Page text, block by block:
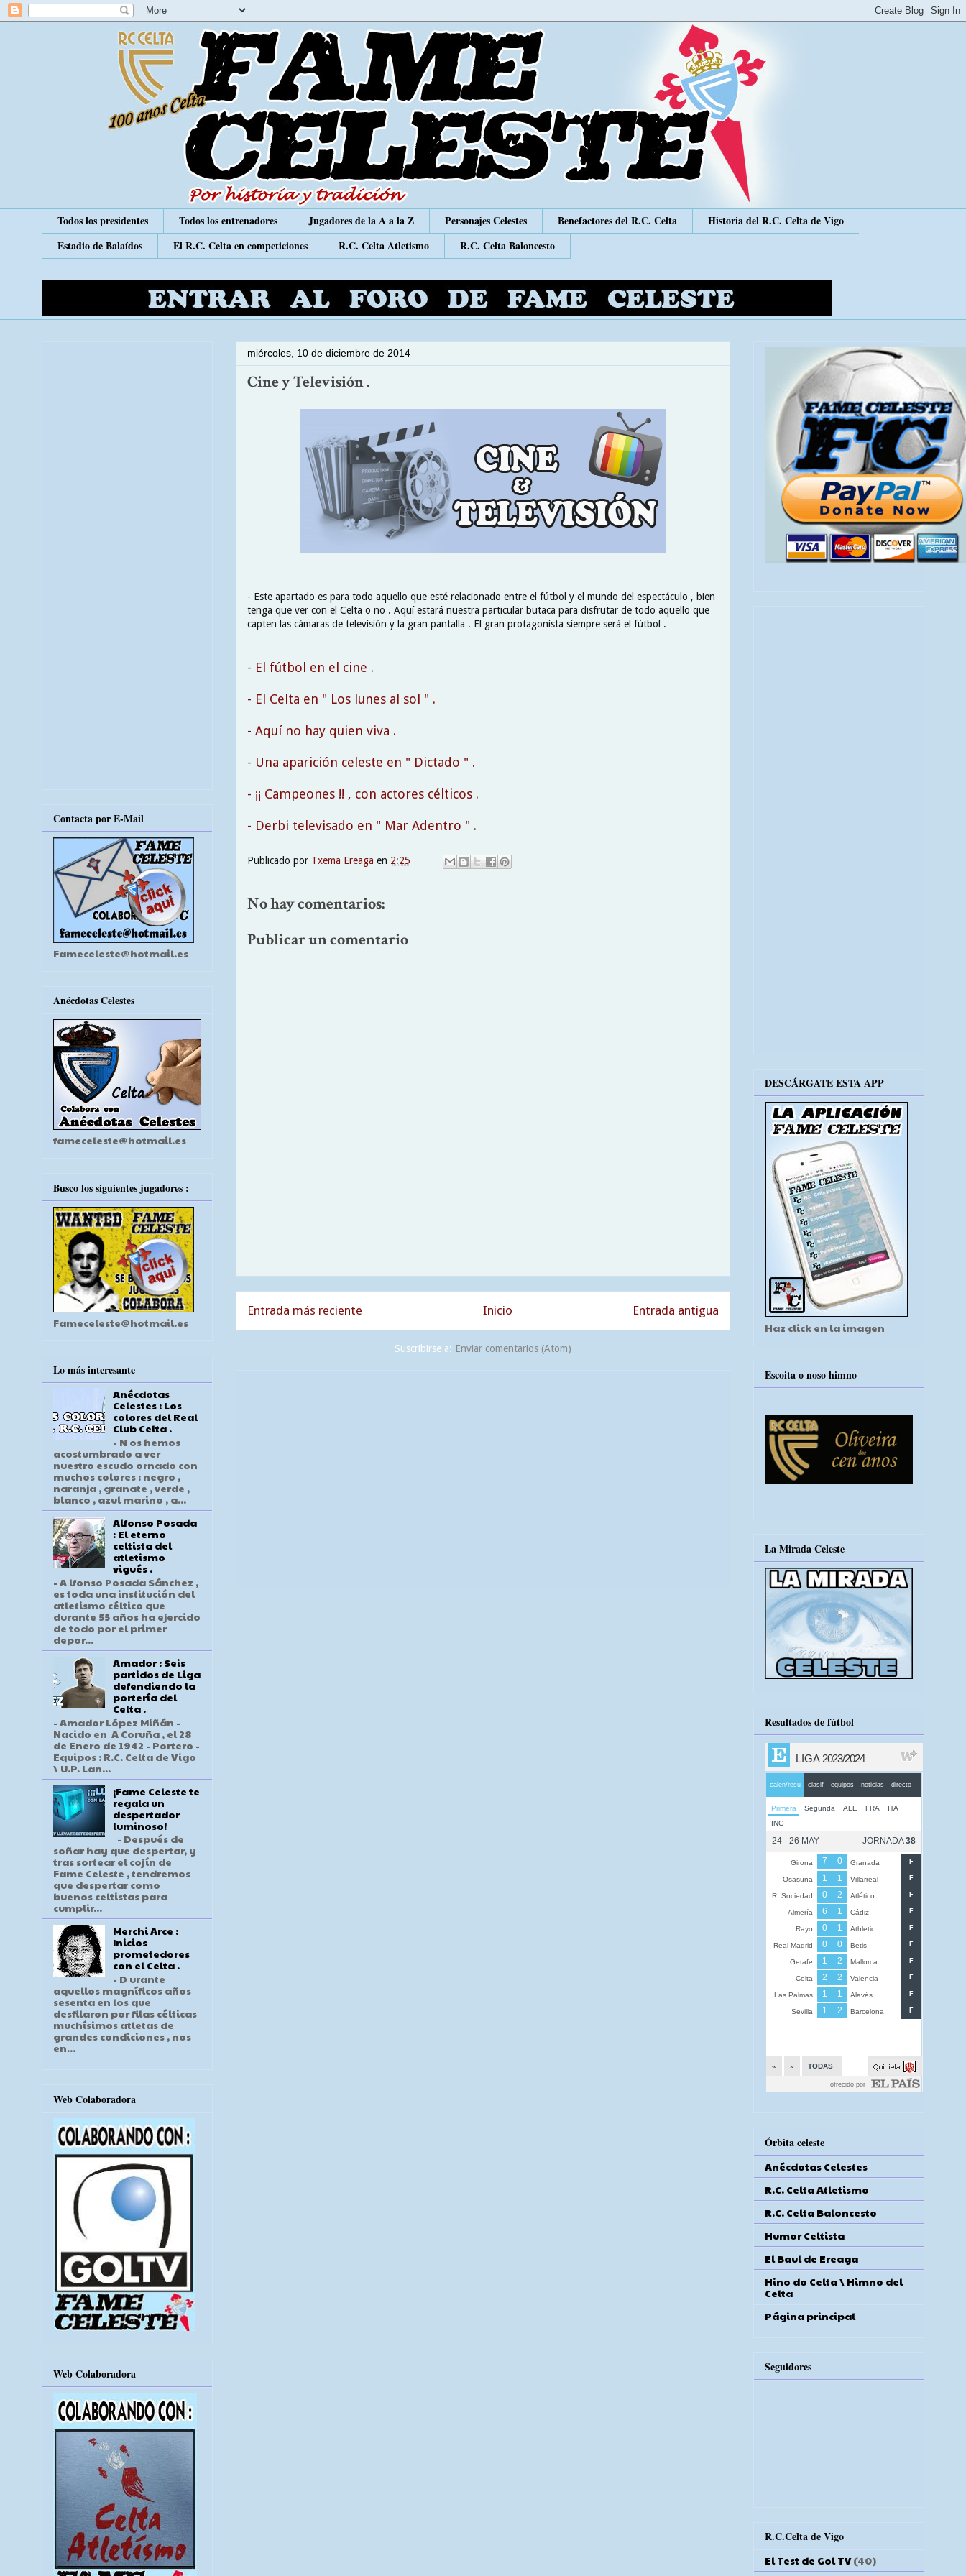
Todos los presidentes Todos los entrenadores Jugadores de la A a la Z Personajes Celestes Benefactores del R.C. Celta
Historia del R.C. Celta de Vigo
Estadio de Balaídos
El R.C. Celta en competiciones R.C. Celta Atletismo R.C. Celta Baloncesto
miércoles, 10 de diciembre de 2014
Cine y Televisión .
- Este apartado es para todo aquello que esté relacionado entre el fútbol y el mundo del espectáculo , bien
tenga que ver con el Celta o no . Aquí estará nuestra particular butaca para disfrutar de todo aquello que
capten las cámaras de televisión y la gran pantalla . El gran protagonista siempre será el fútbol .
- El fútbol en el cine .
- El Celta en " Los lunes al sol " .
- Aquí no hay quien viva .
- Una aparición celeste en " Dictado " .
- ¡¡ Campeones !! , con actores célticos .
- Derbi televisado en " Mar Adentro " .
Publicado por Txema Ereaga en 2:25
No hay comentarios:
Publicar un comentario
Entrada más reciente Entrada antigua
Inicio
Suscribirse a: Enviar comentarios (Atom)
Contacta por E-Mail
Fameceleste@hotmail.es
Anécdotas Celestes
fameceleste@hotmail.es
Busco los siguientes jugadores :
Fameceleste@hotmail.es
Lo más interesante
Anécdotas
Celestes : Los
colores del Real
Club Celta .
- N os hemos
acostumbrado a ver
nuestro escudo ornado con
muchos colores : negro ,
naranja , granate , verde ,
blanco , azul marino , a...
Alfonso Posada
: El eterno
celtista del
atletismo
vigués .
- A lfonso Posada Sánchez ,
es toda una institución del
atletismo céltico que
durante 55 años ha ejercido
de todo por el primer
depor...
Amador : Seis
partidos de Liga
defendiendo la
portería del
Celta .
- Amador López Miñán -
Nacido en A Coruña , el 28
de Enero de 1942 - Portero -
Equipos : R.C. Celta de Vigo
\ U.P. Lan...
¡Fame Celeste te
regala un
despertador
luminoso!
- Después de
soñar hay que despertar, y
tras sortear el cojín de
Fame Celeste , tendremos
que despertar como
buenos celtistas para
cumplir...
Merchi Arce :
Inicios
prometedores
con el Celta .
- D urante
aquellos magníficos años
sesenta en los que
desfilaron por filas célticas
muchísimos atletas de
grandes condiciones , nos
en...
Web Colaboradora
Web Colaboradora
DESCÁRGATE ESTA APP
Haz click en la imagen
Escoita o noso himno
La Mirada Celeste
Resultados de fútbol
Órbita celeste
Anécdotas Celestes
R.C. Celta Atletismo
R.C. Celta Baloncesto
Humor Celtista
El Baul de Ereaga
Hino do Celta \ Himno del
Celta
Página principal
Seguidores
R.C.Celta de Vigo
El Test de Gol TV (40)